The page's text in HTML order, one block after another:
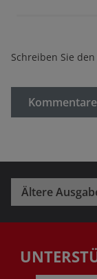
Schreiben Sie
Ältere